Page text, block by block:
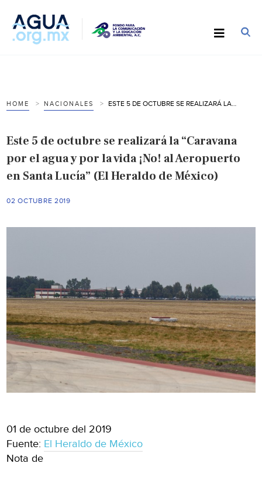
HOME NACIONALES
Este 5 de octubre se realizará la “Caravana
por el agua y por la vida ¡No! al Aeropuerto
en Santa Lucía” (El Heraldo de México)
02 OCTUBRE 2019
01 de octubre del 2019
Fuente: El Heraldo de México
Nota de